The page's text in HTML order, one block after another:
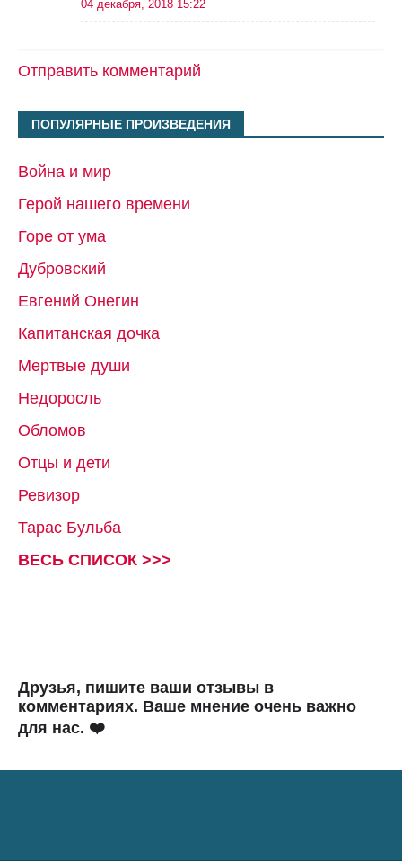
04 декабря, 2018 15:22
Отправить комментарий
ПОПУЛЯРНЫЕ ПРОИЗВЕДЕНИЯ
Война и мир
Герой нашего времени
Горе от ума
Дубровский
Евгений Онегин
Капитанская дочка
Мертвые души
Недоросль
Обломов
Отцы и дети
Ревизор
Тарас Бульба
ВЕСЬ СПИСОК >>>
Друзья, пишите ваши отзывы в
комментариях. Ваше мнение очень важно
для нас. ❤️